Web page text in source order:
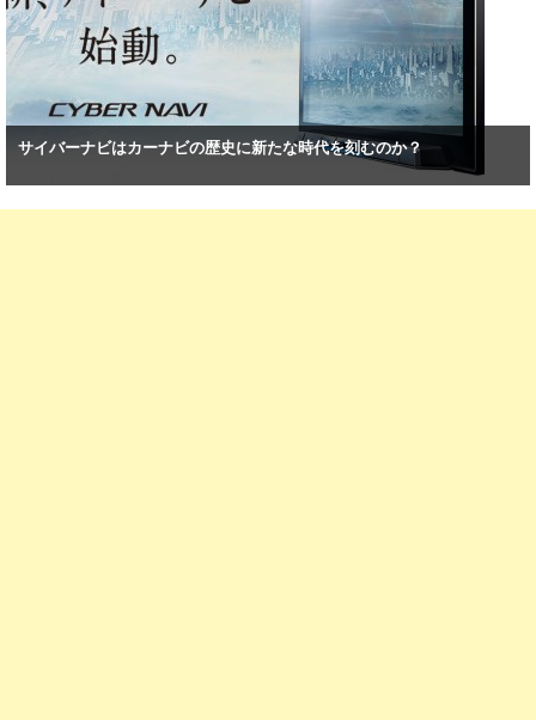
サイバーナビはカーナビの歴史に新たな時代を刻むのか？